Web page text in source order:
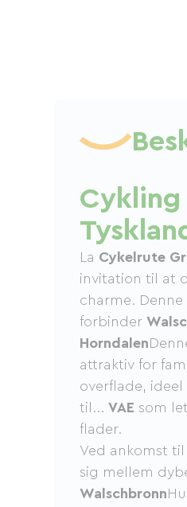
Cykling
La Cykelrute
invitation til at
charme.
forbinder
Horndalen
attraktiv for
overflade,
til... VAE som
flader.
Ved ankomst
sig mellem
Walschbronn